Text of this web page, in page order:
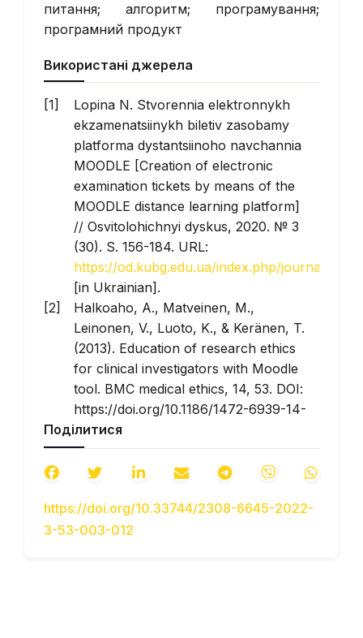
питання; алгоритм; програмування;
програмний продукт
Використані джерела
Lopina N. Stvorennia elektronnykh
ekzamenatsiinykh biletiv zasobamy
platforma dystantsiinoho navchannia
MOODLE [Creation of electronic
examination tickets by means of the
MOODLE distance learning platform]
// Osvitolohichnyi dyskus, 2020. № 3
(30). S. 156-184. URL:
https://od.kubg.edu.ua/index.php/journal/
[in Ukrainian].
Halkoaho, A., Matveinen, M.,
Leinonen, V., Luoto, K., & Keränen, T.
(2013). Education of research ethics
for clinical investigators with Moodle
tool. BMC medical ethics, 14, 53. DOI:
https://doi.org/10.1186/1472-6939-14-
53.
Shchodo provedennia pidsumkovoho
otsiniuvannia ta orhanizovanoho
navchalnoho roku [Regarding the
final assessment and organized
Поділитися
https://doi.org/10.33744/2308-6645-2022-
3-53-003-012